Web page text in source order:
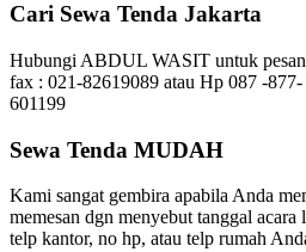
Cari Sewa Tenda Jakarta
Hubungi ABDUL WASIT untuk
fax : 021-82619089 atau Hp 087 -
601199
Sewa Tenda MUDAH
Kami sangat gembira apabila Anda
memesan dgn menyebut tanggal
telp kantor, no hp, atau telp rumah